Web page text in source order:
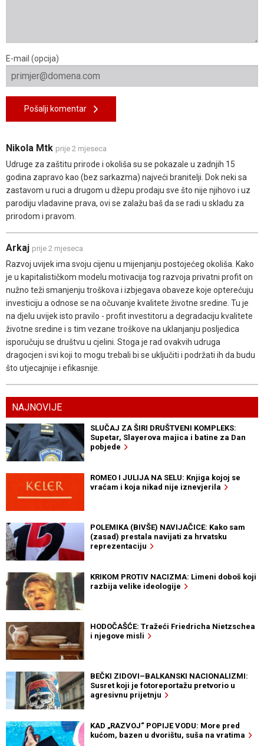
E-mail (opcija)
Pošalji komentar
Nikola Mtk prije 2 mjeseca
Udruge za zaštitu prirode i okoliša su se pokazale u zadnjih 15
godina zapravo kao (bez sarkazma) najveći branitelji. Dok neki sa
zastavom u ruci a drugom u džepu prodaju sve što nije njihovo i uz
parodiju vladavine prava, ovi se zalažu baš da se radi u skladu za
prirodom i pravom.
Arkaj prije 2 mjeseca
Razvoj uvijek ima svoju cijenu u mijenjanju postojećeg okoliša. Kako
je u kapitalističkom modelu motivacija tog razvoja privatni profit on
nužno teži smanjenju troškova i izbjegava obaveze koje opterećuju
investiciju a odnose se na očuvanje kvalitete životne sredine. Tu je
na djelu uvijek isto pravilo - profit investitoru a degradaciju kvalitete
životne sredine i s tim vezane troškove na uklanjanju posljedica
isporučuju se društvu u cjelini. Stoga je rad ovakvih udruga
dragocjen i svi koji to mogu trebali bi se uključiti i podržati ih da budu
što utjecajnije i efikasnije.
NAJNOVIJE
SLUČAJ ZA ŠIRI DRUŠTVENI KOMPLEKS:
Supetar, Slayerova majica i batine za Dan
pobjede
ROMEO I JULIJA NA SELU: Knjiga kojoj se
vraćam i koja nikad nije iznevjerila
POLEMIKA (BIVŠE) NAVIJAČICE: Kako sam
(zasad) prestala navijati za hrvatsku
reprezentaciju
KRIKOM PROTIV NACIZMA: Limeni doboš koji
razbija velike ideologije
HODOČAŠĆE: Tražeći Friedricha Nietzschea
i njegove misli
BEČKI ZIDOVI–BALKANSKI NACIONALIZMI:
Susret koji je fotoreportažu pretvorio u
agresivnu prijetnju
KAD „RAZVOJ“ POPIJE VODU: More pred
kućom, bazen u dvorištu, suša na vratima